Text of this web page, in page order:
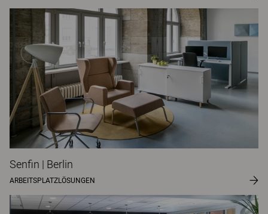
Senfin | Berlin
ARBEITSPLATZLÖSUNGEN